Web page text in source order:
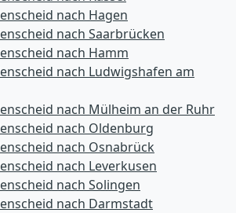
nach Hagen
nach Saarbrücken
nach Hamm
nach Ludwigshafen am
nach Mülheim an der Ruhr
nach Oldenburg
nach Osnabrück
nach Leverkusen
nach Solingen
nach Darmstadt